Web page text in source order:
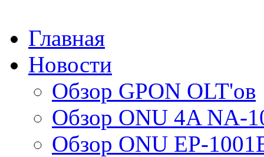
Главная
Новости
Обзор GPON OLT'ов
Обзор ONU 4A NA-
Обзор ONU EP-